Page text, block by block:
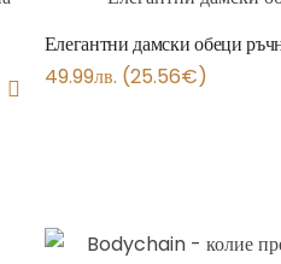
Елегантни дамски обеци
49.99лв. (25.56€)